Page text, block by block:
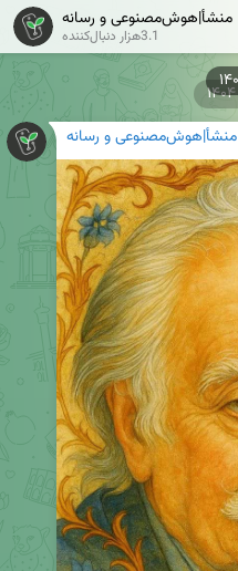
منشأ|هوش‌مصنوعی و رسانه
3.1هزار دنبال‌کننده
منشأ|هوش‌مصنوعی و رسانه